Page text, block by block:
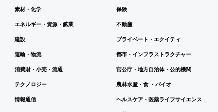
素材・化学
エネルギー・資源・鉱業
建設
運輸・物流
消費財・小売・流通
テクノロジー
情報通信
保険
不動産
プライベート・エクイティ
都市・インフラストラクチャー
官公庁・地方自治体・公的機関
農林水産・食 ・バイオ
ヘルスケア・医薬ライフサイエンス